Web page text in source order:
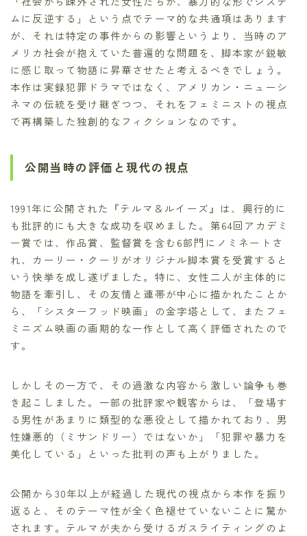
ムに反逆する」という点でテーマ的な共通項はあります
が、それは特定の事件からの影響というより、当時のア
メリカ社会が抱えていた普遍的な問題を、脚本家が鋭敏
に感じ取って物語に昇華させたと考えるべきでしょう。
本作は実録犯罪ドラマではなく、アメリカン・ニューシ
ネマの伝統を受け継ぎつつ、それをフェミニストの視点
で再構築した独創的なフィクションなのです。
公開当時の評価と現代の視点
1991年に公開された『テルマ＆ルイーズ』は、興行的に
も批評的にも大きな成功を収めました。第64回アカデミ
ー賞では、作品賞、監督賞を含む6部門にノミネートさ
れ、カーリー・クーリがオリジナル脚本賞を受賞すると
いう快挙を成し遂げました。特に、女性二人が主体的に
物語を牽引し、その友情と連帯が中心に描かれたことか
ら、「シスターフッド映画」の金字塔として、またフェ
ミニズム映画の画期的な一作として高く評価されたので
す。
しかしその一方で、その過激な内容から激しい論争も巻
き起こしました。一部の批評家や観客からは、「登場す
る男性があまりに類型的な悪役として描かれており、男
性嫌悪的（ミサンドリー）ではないか」「犯罪や暴力を
美化している」といった批判の声も上がりました。
公開から30年以上が経過した現代の視点から本作を振り
返ると、そのテーマ性が全く色褪せていないことに驚か
されます。テルマが夫から受けるガスライティングのよ